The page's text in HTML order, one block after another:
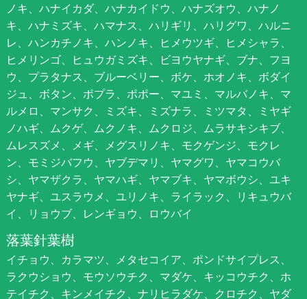
ノキ、ハナイカダ、ハナカイドウ、ハナズオウ、ハナノ
キ、ハナミズキ、ハマナス、ハリギリ、ハリグワ、ハルニ
レ、ハンカチノキ、ハンノキ、ヒメウツギ、ヒメシャラ、
ヒメリンゴ、ヒュウガミズキ、ビヨウヤナギ、ブナ、フヨ
ウ、プラタナス、ブルーベリー、ボケ、ホオノキ、ボダイ
ジュ、ボタン、ポプラ、ポポー、マユミ、マルバノキ、マ
ルメロ、マンサク、ミズキ、ミズナラ、ミツマタ、ミヤギ
ノハギ、ムクゲ、ムクノキ、ムクロジ、ムラサキシキブ、
ムレスズメ、メギ、メグスリノキ、モクゲンジ、モクレ
ン、モミジバフウ、ヤブデマリ、ヤマグワ、ヤマコウバ
シ、ヤマザクラ、ヤマハギ、ヤマブキ、ヤマボウシ、ユキ
ヤナギ、ユスラウメ、ユリノキ、ライラック、リキュウバ
イ、リョウブ、レンギョウ、ロウバイ
落葉針葉樹
イチョウ、カラマツ、メタセコイア、ポンドサイプレス、
ラクウショウ、モウソウチク、マダケ、キッコウチク、ホ
テイチク、キンメイチク、ナリヒラダケ、クロチク、ヤダ